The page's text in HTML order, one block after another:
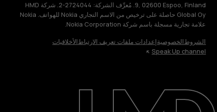
حول
9, 02600 Espoo, Finland. مُعرِّف الشركة: 2724044-2. شركة HMD
Global Oy حاصلة على ترخيص من الاسم التجاري Nokia للهواتف. Nokia
علامة تجارية مسجلة باسم شركة Nokia Corporation.
الشروطالخصوصيةإعدادات ملفات تعريف الارتباطالأخلاقيات
Speak Up channel